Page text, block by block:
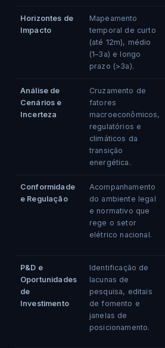
Horizontes de
Impacto
Mapeamento
temporal de curto
(até 12m), médio
(1–3a) e longo
prazo (>3a).
Análise de
Cenários e
Incerteza
Cruzamento de
fatores
macroeconômicos,
regulatórios e
climáticos da
transição
energética.
Conformidade
e Regulação
Acompanhamento
do ambiente legal
e normativo que
rege o setor
elétrico nacional.
P&D e
Oportunidades
de
Investimento
Identificação de
lacunas de
pesquisa, editais
de fomento e
janelas de
posicionamento.